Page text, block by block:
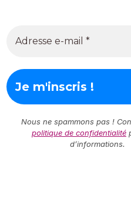
Nous ne spammons pas !
politique de confidentialité
d’informations.